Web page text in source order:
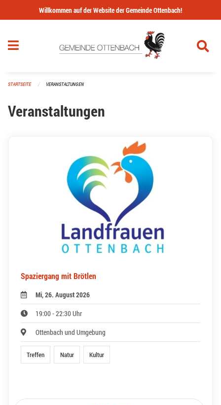
Navigation überspringen
Willkommen auf der Website der Gemeinde Ottenbach!
STARTSEITE VERANSTALTUNGEN
Veranstaltungen
Spaziergang mit Brötlen
Mi, 26. August 2026
19:00 - 22:30 Uhr
Ottenbach und Umgebung
Treffen Natur Kultur